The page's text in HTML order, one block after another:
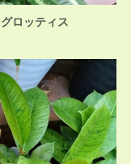
ロッティス